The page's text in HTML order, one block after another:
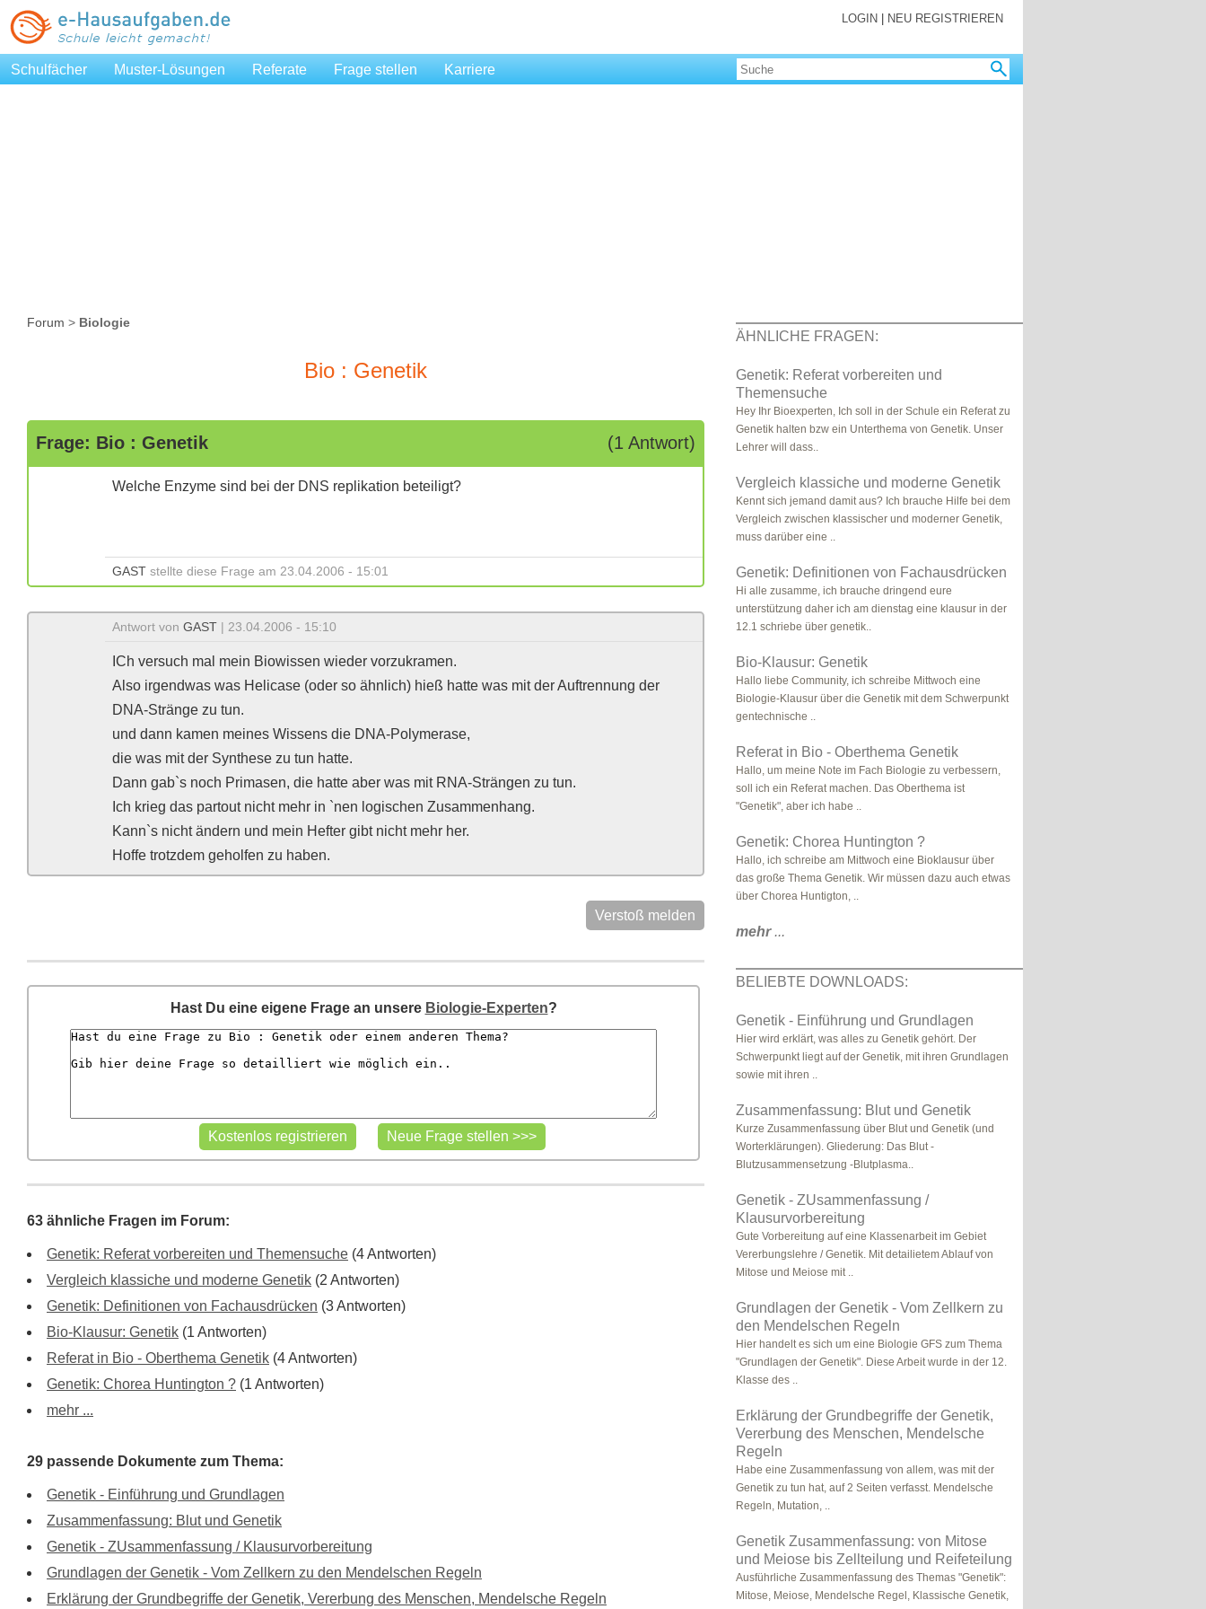
LOGIN NEU REGISTRIEREN
Schulfächer Muster-Lösungen Referate Frage stellen Karriere
Forum > Biologie
Bio : Genetik
Frage: Bio : Genetik (1 Antwort)
Welche Enzyme sind bei der DNS replikation beteiligt?
GAST stellte diese Frage am 23.04.2006 - 15:01
Antwort von GAST | 23.04.2006 - 15:10
ICh versuch mal mein Biowissen wieder vorzukramen.
Also irgendwas was Helicase (oder so ähnlich) hieß hatte was mit der Auftrennung der
DNA-Stränge zu tun.
und dann kamen meines Wissens die DNA-Polymerase,
die was mit der Synthese zu tun hatte.
Dann gab`s noch Primasen, die hatte aber was mit RNA-Strängen zu tun.
Ich krieg das partout nicht mehr in `nen logischen Zusammenhang.
Kann`s nicht ändern und mein Hefter gibt nicht mehr her.
Hoffe trotzdem geholfen zu haben.
Verstoß melden
Hast Du eine eigene Frage an unsere Biologie-Experten?
63 ähnliche Fragen im Forum:
Genetik: Referat vorbereiten und Themensuche (4 Antworten)
Vergleich klassiche und moderne Genetik (2 Antworten)
Genetik: Definitionen von Fachausdrücken (3 Antworten)
Bio-Klausur: Genetik (1 Antworten)
Referat in Bio - Oberthema Genetik (4 Antworten)
Genetik: Chorea Huntington ? (1 Antworten)
mehr ...
29 passende Dokumente zum Thema:
Genetik - Einführung und Grundlagen
Zusammenfassung: Blut und Genetik
Genetik - ZUsammenfassung / Klausurvorbereitung
Grundlagen der Genetik - Vom Zellkern zu den Mendelschen Regeln
Erklärung der Grundbegriffe der Genetik, Vererbung des Menschen, Mendelsche Regeln
ÄHNLICHE FRAGEN:
Genetik: Referat vorbereiten und
Themensuche
Hey Ihr Bioexperten, Ich soll in der Schule ein Referat zu
Genetik halten bzw ein Unterthema von Genetik. Unser
Lehrer will dass..
Vergleich klassiche und moderne Genetik
Kennt sich jemand damit aus? Ich brauche Hilfe bei dem
Vergleich zwischen klassischer und moderner Genetik,
muss darüber eine ..
Genetik: Definitionen von Fachausdrücken
Hi alle zusamme, ich brauche dringend eure
unterstützung daher ich am dienstag eine klausur in der
12.1 schriebe über genetik..
Bio-Klausur: Genetik
Hallo liebe Community, ich schreibe Mittwoch eine
Biologie-Klausur über die Genetik mit dem Schwerpunkt
gentechnische ..
Referat in Bio - Oberthema Genetik
Hallo, um meine Note im Fach Biologie zu verbessern,
soll ich ein Referat machen. Das Oberthema ist
"Genetik", aber ich habe ..
Genetik: Chorea Huntington ?
Hallo, ich schreibe am Mittwoch eine Bioklausur über
das große Thema Genetik. Wir müssen dazu auch etwas
über Chorea Huntigton, ..
mehr...
BELIEBTE DOWNLOADS:
Genetik - Einführung und Grundlagen
Hier wird erklärt, was alles zu Genetik gehört. Der
Schwerpunkt liegt auf der Genetik, mit ihren Grundlagen
sowie mit ihren ..
Zusammenfassung: Blut und Genetik
Kurze Zusammenfassung über Blut und Genetik (und
Worterklärungen). Gliederung: Das Blut -
Blutzusammensetzung -Blutplasma..
Genetik - ZUsammenfassung /
Klausurvorbereitung
Gute Vorbereitung auf eine Klassenarbeit im Gebiet
Vererbungslehre / Genetik. Mit detailietem Ablauf von
Mitose und Meiose mit ..
Grundlagen der Genetik - Vom Zellkern zu
den Mendelschen Regeln
Hier handelt es sich um eine Biologie GFS zum Thema
"Grundlagen der Genetik". Diese Arbeit wurde in der 12.
Klasse des ..
Erklärung der Grundbegriffe der Genetik,
Vererbung des Menschen, Mendelsche
Regeln
Habe eine Zusammenfassung von allem, was mit der
Genetik zu tun hat, auf 2 Seiten verfasst. Mendelsche
Regeln, Mutation, ..
Genetik Zusammenfassung: von Mitose
und Meiose bis Zellteilung und Reifeteilung
Ausführliche Zusammenfassung des Themas "Genetik":
Mitose, Meiose, Mendelsche Regel, Klassische Genetik,